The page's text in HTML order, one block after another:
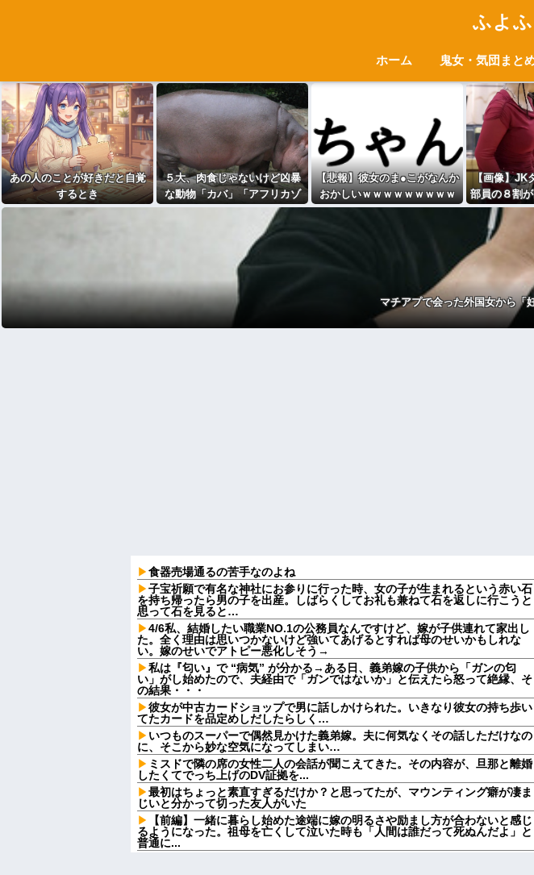
ふよふ
ホーム 鬼女・気団まと
あの人のことが好きだと自覚
するとき
５大、肉食じゃないけど凶暴
な動物「カバ」「アフリカゾ
ウ」「バッファロー」「コー
カサスオオカブト」
【悲報】彼女のま●こがなんか
おかしいｗｗｗｗｗｗｗｗｗ
ｗwwww
【画像】JK
部員の８割
ｗｗ
マチアプで会った外国女から「
食器売場通るの苦手なのよね
子宝祈願で有名な神社にお参りに行った時、女の子が生まれるという赤い石
を持ち帰ったら男の子を出産。しばらくしてお礼も兼ねて石を返しに行こうと
思って石を見ると…
4/6私、結婚したい職業NO.1の公務員なんですけど、嫁が子供連れて家出し
た。全く理由は思いつかないけど強いてあげるとすれば母のせいかもしれな
い。嫁のせいでアトピー悪化しそう→
私は『匂い』で “病気” が分かる→ある日、義弟嫁の子供から「ガンの匂
い」がし始めたので、夫経由で「ガンではないか」と伝えたら怒って絶縁、そ
の結果・・・
彼女が中古カードショップで男に話しかけられた。いきなり彼女の持ち歩い
てたカードを品定めしだしたらしく…
いつものスーパーで偶然見かけた義弟嫁。夫に何気なくその話しただけなの
に、そこから妙な空気になってしまい…
ミスドで隣の席の女性二人の会話が聞こえてきた。その内容が、旦那と離婚
したくてでっち上げのDV証拠を...
最初はちょっと素直すぎるだけか？と思ってたが、マウンティング癖が凄ま
じいと分かって切った友人がいた
【前編】一緒に暮らし始めた途端に嫁の明るさや励まし方が合わないと感じ
るようになった。祖母を亡くして泣いた時も「人間は誰だって死ぬんだよ」と
普通に...